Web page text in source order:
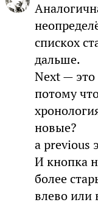
спискох
дальше.
Next — это
потому
новые?
а previous
И кнопка
более
влево или